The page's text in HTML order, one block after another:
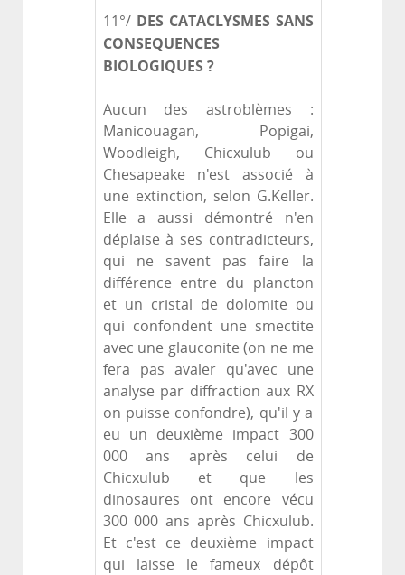
11°/ DES CATACLYSMES SANS
CONSEQUENCES
BIOLOGIQUES ?
Aucun des astroblèmes :
Manicouagan, Popigai,
Woodleigh, Chicxulub ou
Chesapeake n'est associé à
une extinction, selon G.Keller.
Elle a aussi démontré n'en
déplaise à ses contradicteurs,
qui ne savent pas faire la
différence entre du plancton
et un cristal de dolomite ou
qui confondent une smectite
avec une glauconite (on ne me
fera pas avaler qu'avec une
analyse par diffraction aux RX
on puisse confondre), qu'il y a
eu un deuxième impact 300
000 ans après celui de
Chicxulub et que les
dinosaures ont encore vécu
300 000 ans après Chicxulub.
Et c'est ce deuxième impact
qui laisse le fameux dépôt